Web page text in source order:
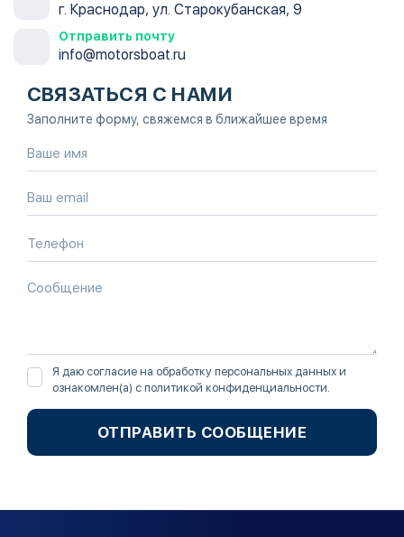
г. Краснодар, ул. Старокубанская, 9
Отправить почту
info@motorsboat.ru
СВЯЗАТЬСЯ С НАМИ
Заполните форму, свяжемся в ближайшее время
Я даю согласие на обработку персональных данных и
ознакомлен(а) с политикой конфиденциальности
ОТПРАВИТЬ СООБЩЕНИЕ